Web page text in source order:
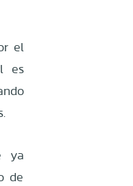
el
es
ya
de